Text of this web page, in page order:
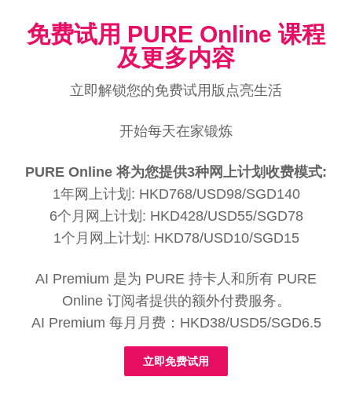
免费试用 PURE Online 课程
及更多内容
立即解锁您的免费试用版点亮生活
开始每天在家锻炼
PURE Online 将为您提供3种网上计划收费模式:
1年网上计划: HKD768/USD98/SGD140
6个月网上计划: HKD428/USD55/SGD78
1个月网上计划: HKD78/USD10/SGD15
AI Premium 是为 PURE 持卡人和所有 PURE
Online 订阅者提供的额外付费服务。
AI Premium 每月月费：HKD38/USD5/SGD6.5
立即免费试用